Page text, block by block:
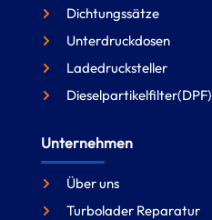
Dichtungssätze
Unterdruckdosen
Ladedrucksteller
Dieselpartikelfilter(DPF)
Unternehmen
Über uns
Turbolader Reparatur